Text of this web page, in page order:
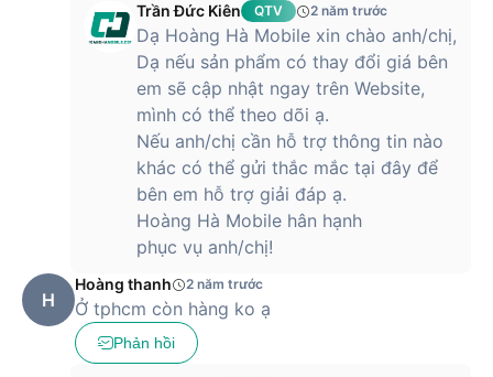
Trần Đức Kiên QTV 2 năm trước
Dạ Hoàng Hà Mobile xin chào anh/chị,
Dạ nếu sản phẩm có thay đổi giá bên
em sẽ cập nhật ngay trên Website,
mình có thể theo dõi ạ.
Nếu anh/chị cần hỗ trợ thông tin nào
khác có thể gửi thắc mắc tại đây để
bên em hỗ trợ giải đáp ạ.
Hoàng Hà Mobile hân hạnh
phục vụ anh/chị!
H
Hoàng thanh 2 năm trước
Ở tphcm còn hàng ko ạ
Phản hồi